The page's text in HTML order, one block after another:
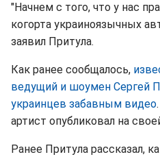
"Начнем с того, что у нас
когорта украиноязычных
заявил Притула.
Как ранее сообщалось,
ведущий и шоумен Сергей
украинцев забавным видео
артист опубликовал на
Ранее Притула рассказал,